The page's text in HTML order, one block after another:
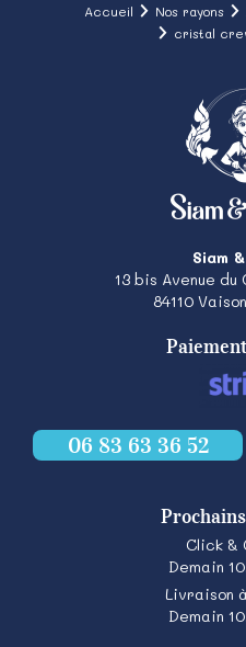
Accueil Nos rayons
cristal
Siam
13 bis Avenue du
84110
06 83 63 36 52
Click &
Demain
Livraison
Demain